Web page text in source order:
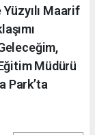
Maarif
Müdürü
Park’ta